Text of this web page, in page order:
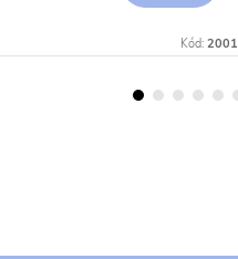
Kód: 2001